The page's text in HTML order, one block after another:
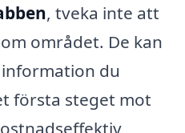
, tveka inte att
området. De kan
du
första steget mot